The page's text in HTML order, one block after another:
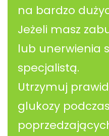
na bardzo
Jeżeli masz
lub unerwienia
specjalistą.
Utrzymuj
glukozy